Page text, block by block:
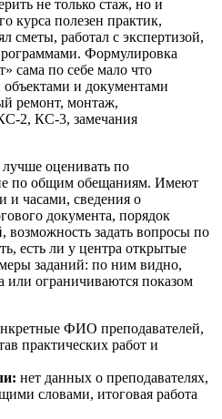
не только стаж, но и
курса полезен практик,
сметы, работал с экспертизой,
Формулировка
сама по себе мало что
и документами
ремонт, монтаж,
2, КС-3, замечания
оценивать по
по общим обещаниям. Имеют
и часами, сведения о
документа, порядок
задать вопросы по
есть ли у центра открытые
заданий: по ним видно,
или ограничиваются показом
ФИО преподавателей,
практических работ и
нет данных о преподавателях,
словами, итоговая работа